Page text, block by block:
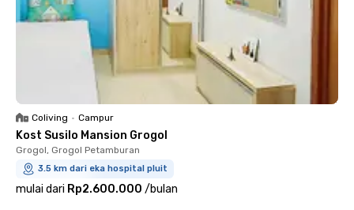
Coliving • Campur
Kost Susilo Mansion Grogol
Grogol, Grogol Petamburan
3.5 km dari eka hospital pluit
mulai dari Rp2.600.000 /bulan